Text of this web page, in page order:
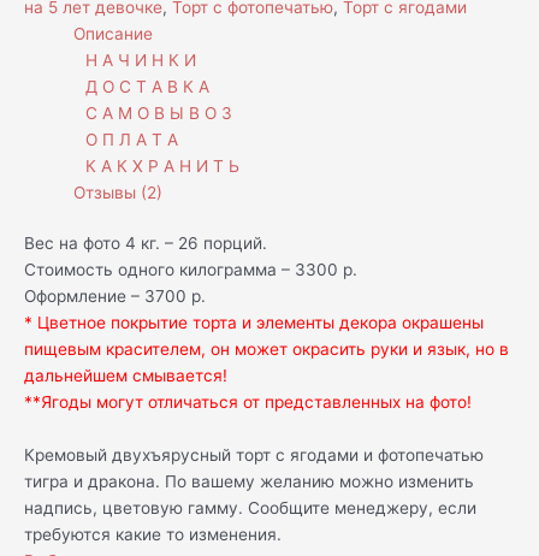
на 5 лет девочке, Торт с фотопечатью, Торт с ягодами
Описание
Н А Ч И Н К И
Д О С Т А В К А
С А М О В Ы В О З
О П Л А Т А
К А К Х Р А Н И Т Ь
Отзывы (2)
Вес на фото 4 кг. – 26 порций.
Стоимость одного килограмма – 3300 р.
Оформление – 3700 р.
* Цветное покрытие торта и элементы декора окрашены
пищевым красителем, он может окрасить руки и язык, но в
дальнейшем смывается!
**Ягоды могут отличаться от представленных на фото!
Кремовый двухъярусный торт с ягодами и фотопечатью
тигра и дракона. По вашему желанию можно изменить
надпись, цветовую гамму. Сообщите менеджеру, если
требуются какие то изменения.